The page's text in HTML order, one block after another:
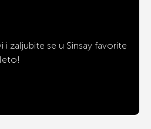
i zaljubite se u Sinsay favorite